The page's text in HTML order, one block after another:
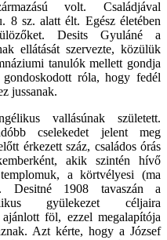
volt. Családjával
8 sz. alatt élt. Egész életében
Desits Gyuláné a
ellátását szervezte, közülük
tanulók mellett gondja
róla, hogy fedél
jussanak.
vallásúnak született.
cselekedet jelent meg
érkezett száz, családos órás
akik szintén hívő
a körtvélyesi (ma
Desitné 1908 tavaszán a
gyülekezet céljaira
föl, ezzel megalapítója
Azt kérte, hogy a József